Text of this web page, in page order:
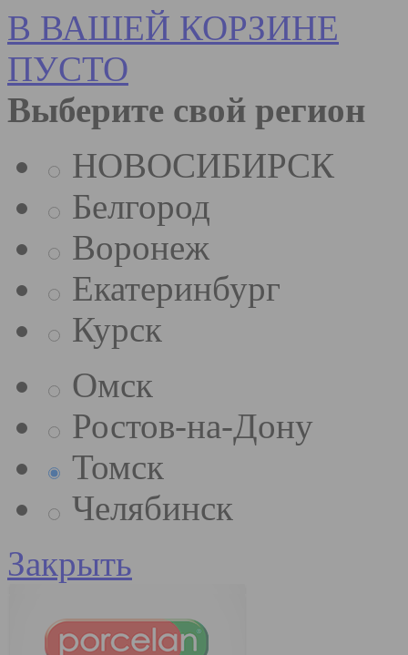
В ВАШЕЙ КОРЗИНЕ
ПУСТО
Выберите свой регион
НОВОСИБИРСК
Белгород
Воронеж
Екатеринбург
Курск
Омск
Ростов-на-Дону
Томск
Челябинск
Закрыть